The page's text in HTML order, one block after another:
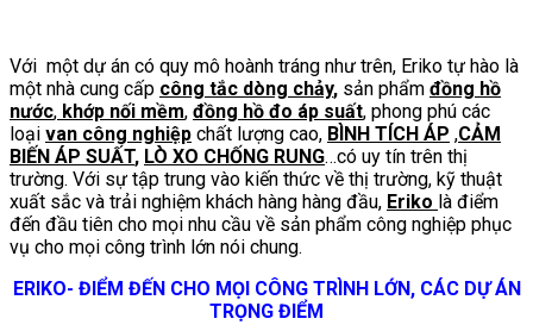
Với một dự án có quy mô hoành tráng như trên, Eriko tự hào là
một nhà cung cấp công tắc dòng chảy, sản phẩm đồng hồ
nước, khớp nối mềm, đồng hồ đo áp suất, phong phú các
loại van công nghiệp chất lượng cao, BÌNH TÍCH ÁP ,CẢM
BIẾN ÁP SUẤT, LÒ XO CHỐNG RUNG…có uy tín trên thị
trường. Với sự tập trung vào kiến thức về thị trường, kỹ thuật
xuất sắc và trải nghiệm khách hàng hàng đầu, Eriko là điểm
đến đầu tiên cho mọi nhu cầu về sản phẩm công nghiệp phục
vụ cho mọi công trình lớn nói chung.
ERIKO- ĐIỂM ĐẾN CHO MỌI CÔNG TRÌNH LỚN, CÁC DỰ ÁN
TRỌNG ĐIỂM